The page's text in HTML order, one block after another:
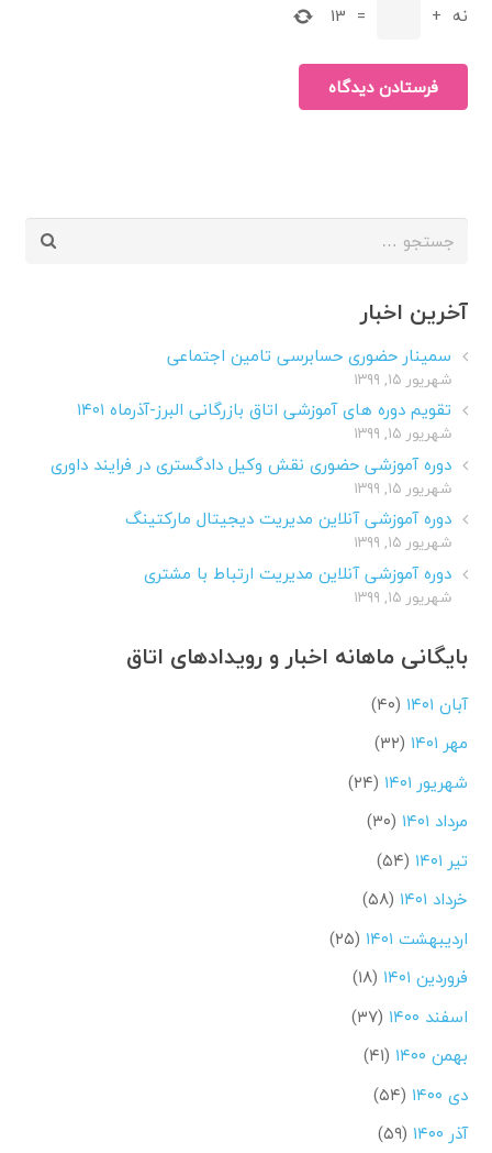
نه +
=
13
فرستادن دیدگاه
جستجو
آخرین اخبار
سمینار حضوری حسابرسی تامین اجتماعی
شهریور ۱۵, ۱۳۹۹
تقویم دوره های آموزشی اتاق بازرگانی البرز-آذرماه ۱۴۰۱
شهریور ۱۵, ۱۳۹۹
دوره آموزشی حضوری نقش وکیل دادگستری در فرایند داوری
شهریور ۱۵, ۱۳۹۹
دوره آموزشی آنلاین مدیریت دیجیتال مارکتینگ
شهریور ۱۵, ۱۳۹۹
دوره آموزشی آنلاین مدیریت ارتباط با مشتری
شهریور ۱۵, ۱۳۹۹
بایگانی ماهانه اخبار و رویدادهای اتاق
آبان ۱۴۰۱
(۴۰)
مهر ۱۴۰۱
(۳۲)
شهریور ۱۴۰۱
(۲۴)
مرداد ۱۴۰۱
(۳۰)
تیر ۱۴۰۱
(۵۴)
خرداد ۱۴۰۱
(۵۸)
اردیبهشت ۱۴۰۱
(۲۵)
فروردین ۱۴۰۱
(۱۸)
اسفند ۱۴۰۰
(۳۷)
بهمن ۱۴۰۰
(۴۱)
دی ۱۴۰۰
(۵۴)
آذر ۱۴۰۰
(۵۹)